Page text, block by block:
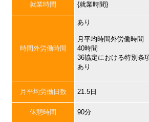
就業時間 {就業時間}
時間外労働時間
あり
月平均時間外労働時間
40時間
36協定における特別条
あり
月平均労働日数 21.5日
休憩時間 90分